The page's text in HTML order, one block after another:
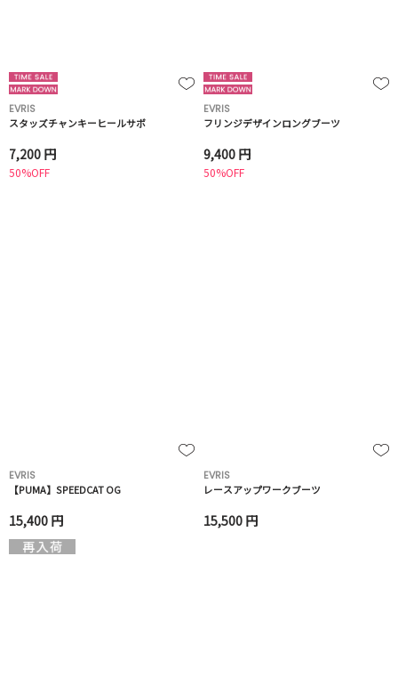
EVRIS
スタッズチャンキーヒールサボ
7,200 円
50%OFF
EVRIS
フリンジデザインロングブーツ
9,400 円
50%OFF
EVRIS
【PUMA】SPEEDCAT OG
15,400 円
EVRIS
レースアップワークブーツ
15,500 円